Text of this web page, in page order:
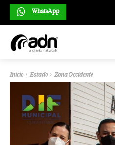
WhatsApp
Inicio Estado Zona Occidente